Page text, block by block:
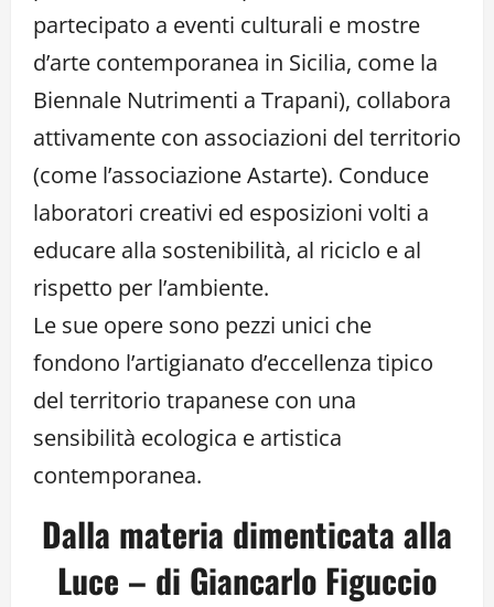
partecipato a eventi culturali e mostre
d’arte contemporanea in Sicilia, come la
Biennale Nutrimenti a Trapani), collabora
attivamente con associazioni del territorio
(come l’associazione Astarte). Conduce
laboratori creativi ed esposizioni volti a
educare alla sostenibilità, al riciclo e al
rispetto per l’ambiente.
Le sue opere sono pezzi unici che
fondono l’artigianato d’eccellenza tipico
del territorio trapanese con una
sensibilità ecologica e artistica
contemporanea.
Dalla materia dimenticata alla
Luce – di Giancarlo Figuccio